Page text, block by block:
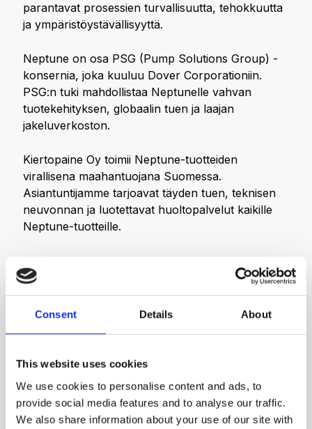
Consent Details About
This website uses cookies
We use cookies to personalise content and ads, to
provide social media features and to analyse our traffic.
We also share information about your use of our site with
parantavat prosessien turvallisuutta, tehokkuutta
ja ympäristöystävällisyyttä.
Neptune on osa PSG (Pump Solutions Group) -
konsernia, joka kuuluu Dover Corporationiin.
PSG:n tuki mahdollistaa Neptunelle vahvan
tuotekehityksen, globaalin tuen ja laajan
jakeluverkoston.
Kiertopaine Oy toimii Neptune-tuotteiden
virallisena maahantuojana Suomessa.
Asiantuntijamme tarjoavat täyden tuen, teknisen
neuvonnan ja luotettavat huoltopalvelut kaikille
Neptune-tuotteille.
Vieraile yrityksen sivuilla
Tuotteet